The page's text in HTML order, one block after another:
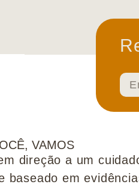
VAMOS
direção a um
baseado em